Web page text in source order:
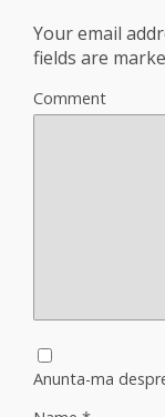
Your email
fields are
Comment
Anunta-ma